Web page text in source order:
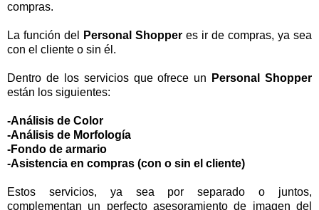
compras.
La función del Personal Shopper es ir de compras, ya sea
con el cliente o sin él.
Dentro de los servicios que ofrece un
Personal Shopper
están los siguientes:
-Análisis de Color
-Análisis de Morfología
-Fondo de armario
-Asistencia en compras (con o sin el cliente)
Estos servicios, ya sea por separado o juntos,
complementan un perfecto asesoramiento de imagen del